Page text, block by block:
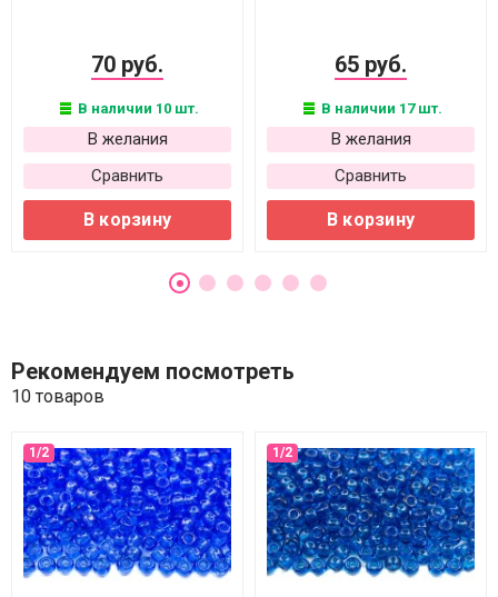
70 руб.
В наличии 10 шт.
В желания
Сравнить
В корзину
65 руб.
В наличии 17 шт.
В желания
Сравнить
В корзину
Рекомендуем посмотреть
10 товаров